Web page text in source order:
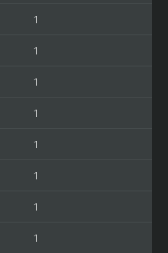
1
1
1
1
1
1
1
1